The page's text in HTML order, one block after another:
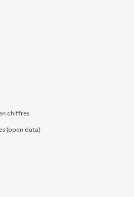
chiffres
(open data)